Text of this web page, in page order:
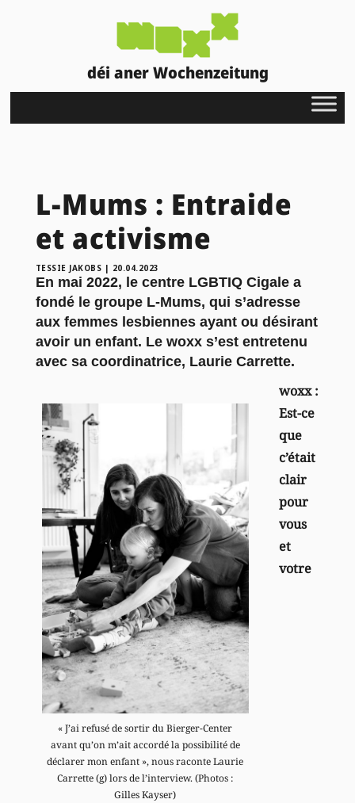
déi aner Wochenzeitung
L-Mums : Entraide
et activisme
TESSIE JAKOBS | 20.04.2023
En mai 2022, le centre LGBTIQ Cigale a
fondé le groupe L-Mums, qui s’adresse
aux femmes lesbiennes ayant ou désirant
avoir un enfant. Le woxx s’est entretenu
avec sa coordinatrice, Laurie Carrette.
« J’ai refusé de sortir du Bierger-Center
avant qu’on m’ait accordé la possibilité de
déclarer mon enfant », nous raconte Laurie
Carrette (g) lors de l’interview. (Photos :
Gilles Kayser)
woxx :
Est-ce
que
c’était
clair
pour
vous
et
votre